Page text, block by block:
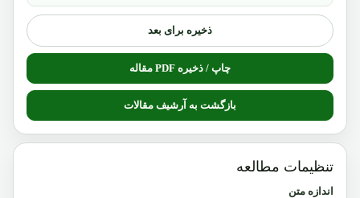
ذخیره برای بعد
چاپ / ذخیره PDF مقاله
بازگشت به آرشیف مقالات
تنظیمات مطالعه
اندازه متن